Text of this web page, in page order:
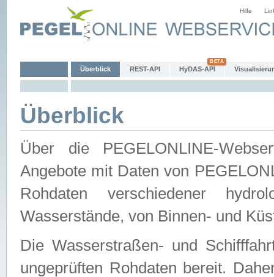
Hilfe
Überblick REST-API HyDAS-API
Überblick
Über die PEGELONLINE-
Angebote mit Daten von
Rohdaten verschiedener
Wasserstände, von Binnen- und
Die Wasserstraßen- und
ungeprüften Rohdaten bereit.